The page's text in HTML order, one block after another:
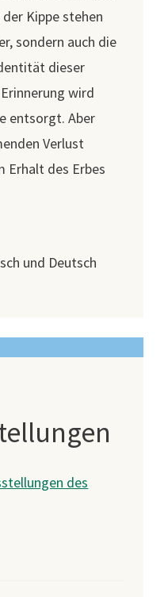
Kippe stehen
sondern auch die
dieser
wird
entsorgt. Aber
Verlust
Erhalt des Erbes
und Deutsch
des